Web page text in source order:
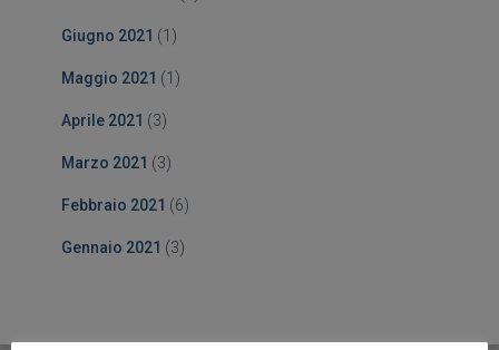
Giugno 2021 (1)
Maggio 2021 (1)
Aprile 2021 (3)
Marzo 2021 (3)
Febbraio 2021 (6)
Gennaio 2021 (3)